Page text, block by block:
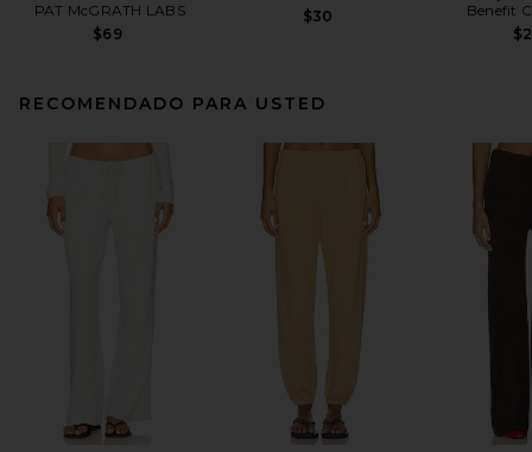
PAT McGRATH LABS
$69
$30
Benefit
RECOMENDADO PARA USTED